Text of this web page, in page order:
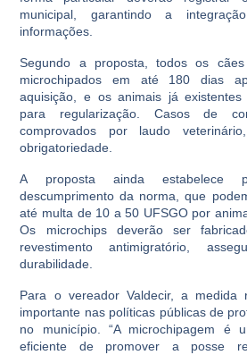
municipal, garantindo a
informações.
Segundo a proposta, todos os
microchipados em até 180 dias
aquisição, e os animais já
para regularização. Casos de
comprovados por laudo
obrigatoriedade.
A proposta ainda estabelece
descumprimento da norma, que
até multa de 10 a 50 UFSGO por
Os microchips deverão ser
revestimento antimigratório,
durabilidade.
Para o vereador Valdecir, a medida
importante nas políticas públicas de
no município. “A microchipagem é
eficiente de promover a posse